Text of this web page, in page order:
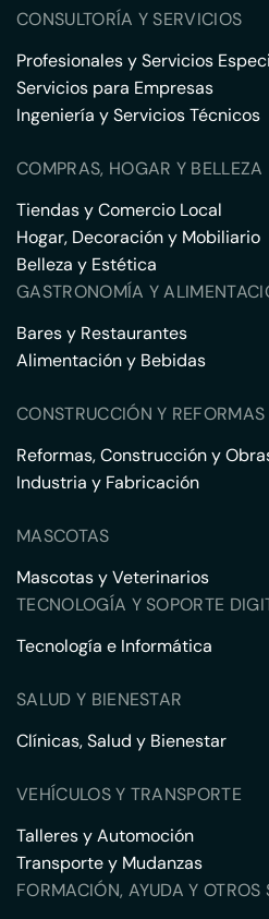
CONSULTORÍA Y SERVICIOS
Profesionales y Servicios
Servicios para Empresas
Ingeniería y Servicios Técnicos
COMPRAS, HOGAR Y BELLEZA
Tiendas y Comercio Local
Hogar, Decoración y Mobiliario
Belleza y Estética
GASTRONOMÍA Y
Bares y Restaurantes
Alimentación y Bebidas
CONSTRUCCIÓN Y REFORMAS
Reformas, Construcción y
Industria y Fabricación
MASCOTAS
Mascotas y Veterinarios
TECNOLOGÍA Y SOPORTE
Tecnología e Informática
SALUD Y BIENESTAR
Clínicas, Salud y Bienestar
VEHÍCULOS Y TRANSPORTE
Talleres y Automoción
Transporte y Mudanzas
FORMACIÓN, AYUDA Y OTROS